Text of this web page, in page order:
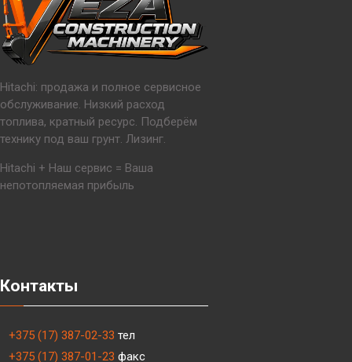
Hitachi: продажа и полное сервисное
обслуживание. Низкий расход
топлива, кратный ресурс. Подберём
технику под ваш грунт. Лизинг.
Hitachi + Наш сервис = Ваша
непотопляемая прибыль
Контакты
+375 (17) 387-02-33 тел
+375 (17) 387-01-23 факс